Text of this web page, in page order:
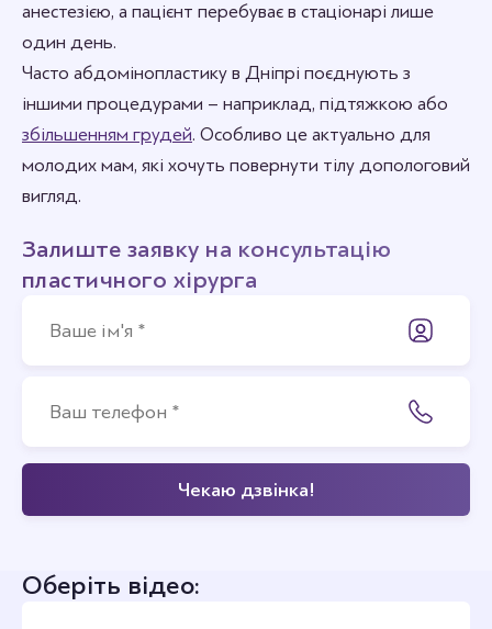
анестезією, а пацієнт перебуває в стаціонарі лише
один день.
Часто абдомінопластику в Дніпрі поєднують з
іншими процедурами – наприклад, підтяжкою або
збільшенням грудей. Особливо це актуально для
молодих мам, які хочуть повернути тілу допологовий
вигляд.
Залиште заявку на консультацію
пластичного хірурга
Оберіть відео: